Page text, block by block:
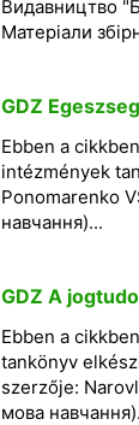
Видавництво
Матеріали
GDZ
Ebben a
intézmények
Ponomarenko
навчання)...
GDZ A
Ebben a
tankönyv
szerzője:
мова